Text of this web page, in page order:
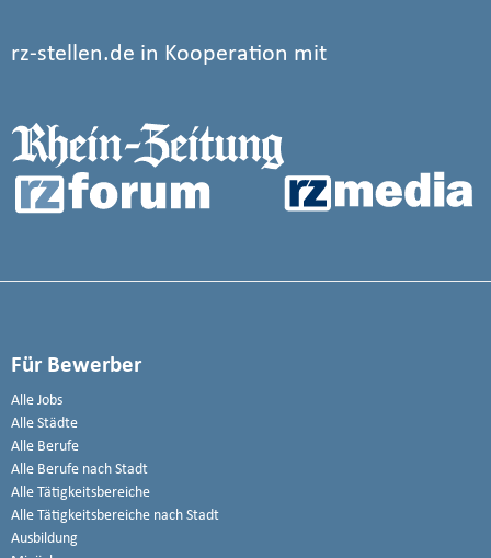
rz-stellen.de in Kooperation mit
Für Bewerber
Alle Jobs
Alle Städte
Alle Berufe
Alle Berufe nach Stadt
Alle Tätigkeitsbereiche
Alle Tätigkeitsbereiche nach Stadt
Ausbildung